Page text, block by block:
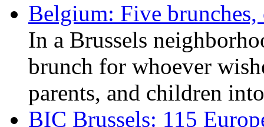
Belgium: Five
In a Brussels
brunch for whoever
parents, and children
BIC Brussels: 115